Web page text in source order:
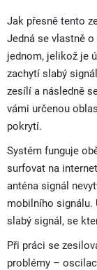
Jak přesně tento
Jedná se vlastně
jednom, jelikož je
zachytí slabý
zesílí a následně
vámi určenou
pokrytí.
Systém funguje
surfovat na
anténa signál
mobilního signálu.
slabý signál, se
Při práci se
problémy –